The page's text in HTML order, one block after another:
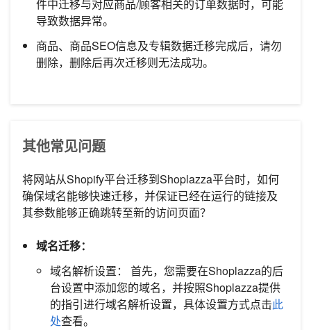
件中迁移与对应商品/顾客相关的订单数据时，可能
导致数据异常。
商品、商品SEO信息及专辑数据迁移完成后，请勿
删除，删除后再次迁移则无法成功。
其他常见问题
将网站从Shopify平台迁移到Shoplazza平台时，如何
确保域名能够快速迁移，并保证已经在运行的链接及
其参数能够正确跳转至新的访问页面？
域名迁移：
域名解析设置： 首先，您需要在Shoplazza的后
台设置中添加您的域名，并按照Shoplazza提供
的指引进行域名解析设置，具体设置方式点击此
处查看。